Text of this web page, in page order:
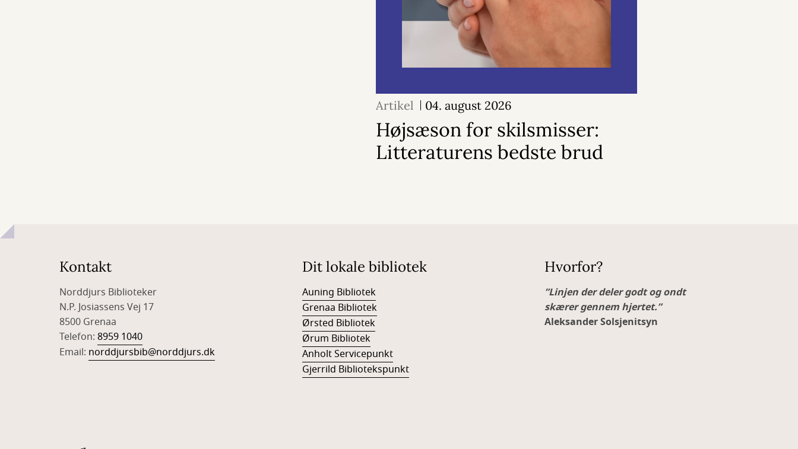
Artikel 04. august 2026
Højsæson for skilsmisser:
Litteraturens bedste brud
Kontakt
Norddjurs Biblioteker
N.P. Josiassens Vej 17
8500 Grenaa
Telefon: 8959 1040
Email: norddjursbib@norddjurs.dk
Dit lokale bibliotek
Auning Bibliotek
Grenaa Bibliotek
Ørsted Bibliotek
Ørum Bibliotek
Anholt Servicepunkt
Gjerrild Bibliotekspunkt
Hvorfor?
”Linjen der deler godt og ondt
skærer gennem hjertet.”
Aleksander Solsjenitsyn